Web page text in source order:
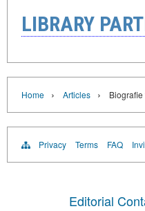
LIBRARY
Home › Articles ›
Privacy Terms FAQ
Editorial